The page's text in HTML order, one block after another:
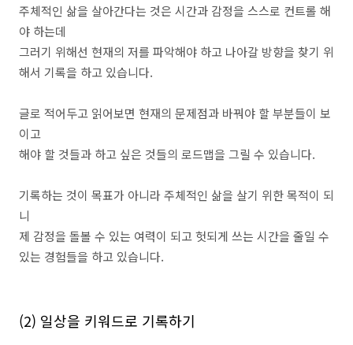
주체적인 삶을 살아간다는 것은 시간과 감정을 스스로 컨트롤 해
야 하는데
그러기 위해선 현재의 저를 파악해야 하고 나아갈 방향을 찾기 위
해서 기록을 하고 있습니다.
글로 적어두고 읽어보면 현재의 문제점과 바꿔야 할 부분들이 보
이고
해야 할 것들과 하고 싶은 것들의 로드맵을 그릴 수 있습니다.
기록하는 것이 목표가 아니라 주체적인 삶을 살기 위한 목적이 되
니
제 감정을 돌볼 수 있는 여력이 되고 헛되게 쓰는 시간을 줄일 수
있는 경험들을 하고 있습니다.
(2) 일상을 키워드로 기록하기